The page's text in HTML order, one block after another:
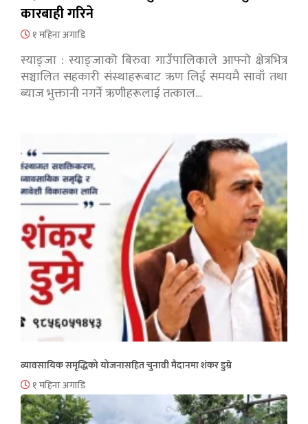
कारबाही गरिने
१ महिना अगाडि
स्याङ्जा : स्याङ्जाको बिरुवा गाउँपालिकाले आफ्नो क्षेत्रभित्र
सञ्चालित सहकारी संस्थाहरूबाट ऋण लिई समयमै सावाँ तथा
ब्याज भुक्तानी नगर्ने ऋणीहरूलाई तत्काल…
व्यावसायिक समृद्धिको योजनासहित चुनावी मैदानमा शंकर डुम्रे
१ महिना अगाडि